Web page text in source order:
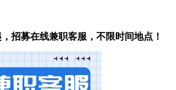
招募在线兼职客服，不限时间地点！